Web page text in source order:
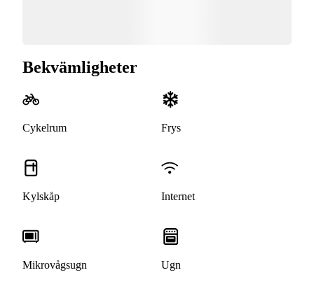
Bekvämligheter
Cykelrum Frys
Kylskåp Internet
Mikrovågsugn Ugn